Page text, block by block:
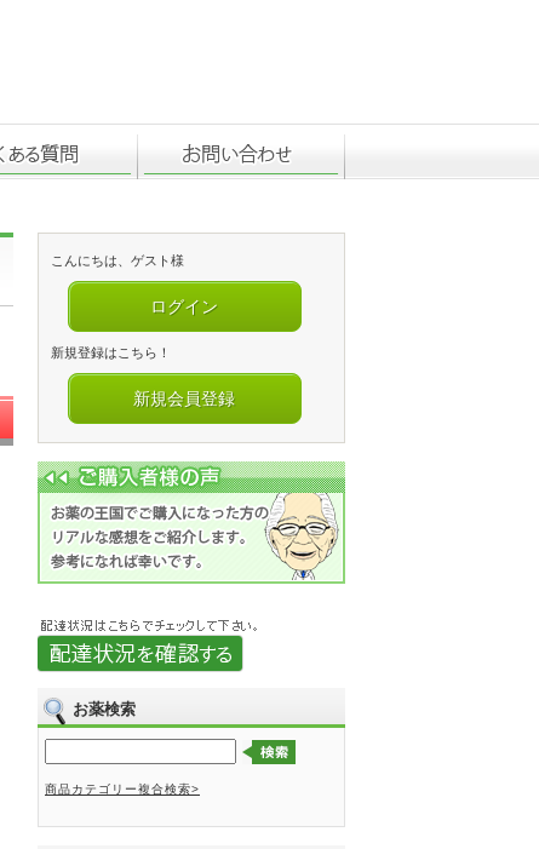
こんにちは、ゲスト様
ログイン
新規登録はこちら！
新規会員登録
お薬検索
商品カテゴリー複合検索>